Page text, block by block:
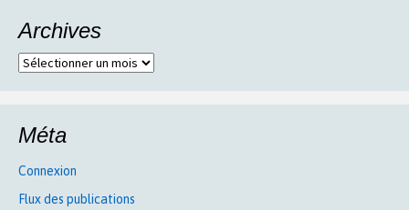
Archives
Archives
Méta
Connexion
Flux des publications